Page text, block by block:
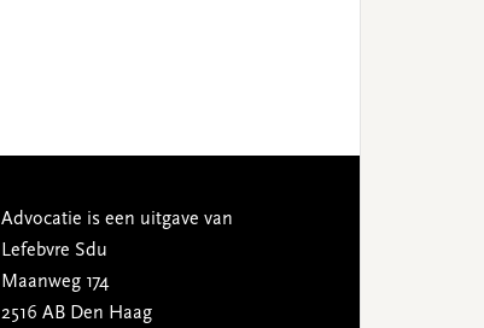
Advocatie is een uitgave van
Lefebvre Sdu
Maanweg 174
2516 AB Den Haag